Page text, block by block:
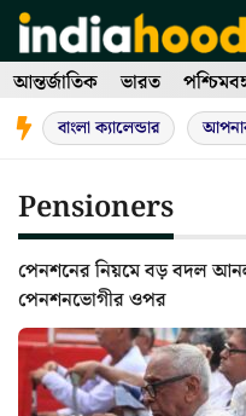
Skip
to
content
আন্তর্জাতিক ভারত
বাংলা ক্যালেন্ডার
Pensioners
পেনশনের নিয়মে বড় বদল
পেনশনভোগীর ওপর